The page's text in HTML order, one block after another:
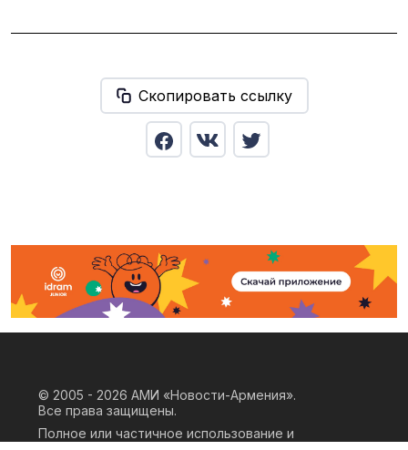
Скопировать ссылку
© 2005 - 2026 АМИ «Новости-Армения».
Все права защищены.
Полное или частичное использование и